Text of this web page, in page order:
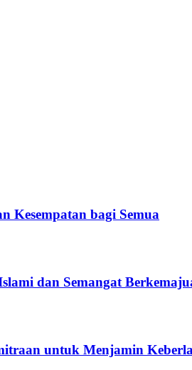
Kesempatan bagi Semua
dan Semangat
untuk Menjamin